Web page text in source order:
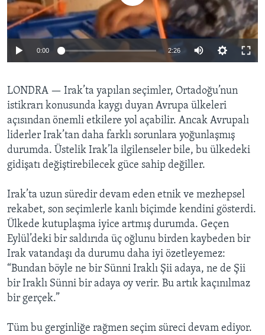
HAYATTAN
SANAT
BIZI TAKIP EDIN
Diller
0:00 2:26
LONDRA — Irak’ta yapılan seçimler, Ortadoğu’nun
istikrarı konusunda kaygı duyan Avrupa ülkeleri
açısından önemli etkilere yol açabilir. Ancak Avrupalı
liderler Irak’tan daha farklı sorunlara yoğunlaşmış
durumda. Üstelik Irak’la ilgilenseler bile, bu ülkedeki
gidişatı değiştirebilecek güce sahip değiller.
Irak’ta uzun süredir devam eden etnik ve mezhepsel
rekabet, son seçimlerle kanlı biçimde kendini gösterdi.
Ülkede kutuplaşma iyice artmış durumda. Geçen
Eylül’deki bir saldırıda üç oğlunu birden kaybeden bir
Irak vatandaşı da durumu daha iyi özetleyemez:
“Bundan böyle ne bir Sünni Iraklı Şii adaya, ne de Şii
bir Iraklı Sünni bir adaya oy verir. Bu artık kaçınılmaz
bir gerçek.”
Tüm bu gerginliğe rağmen seçim süreci devam ediyor.